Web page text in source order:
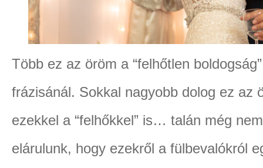
Több ez az öröm a “felhőtlen
frázisánál. Sokkal nagyobb dolog ez az
ezekkel a “felhőkkel” is… talán még
elárulunk, hogy ezekről a fülbevalókról